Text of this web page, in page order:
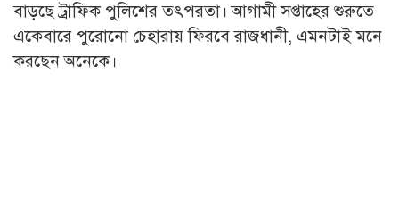
বাড়ছে ট্রাফিক পুলিশের তৎপরতা। আগামী সপ্তাহের শুরুতে
একেবারে পুরোনো চেহারায় ফিরবে রাজধানী, এমনটাই মনে
করছেন অনেকে।